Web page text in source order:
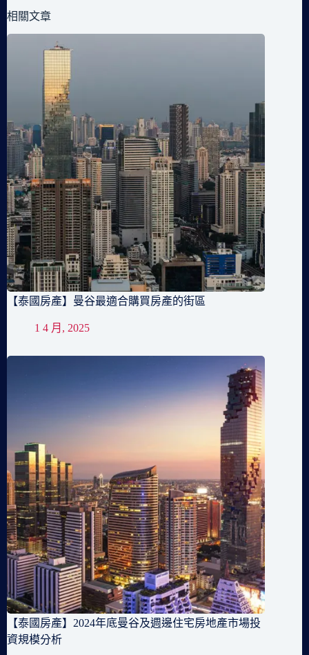
相關文章
【泰國房產】曼谷最適合購買房產的街區
1 4 月, 2025
【泰國房產】2024年底曼谷及週邊住宅房地產市場投
資規模分析